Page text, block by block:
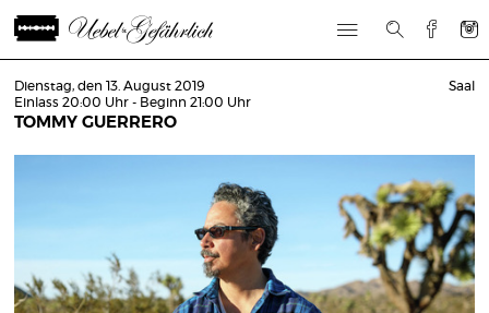
Dienstag, den 13. August 2019
Einlass 20:00 Uhr - Beginn 21:00 Uhr
TOMMY GUERRERO
Saal